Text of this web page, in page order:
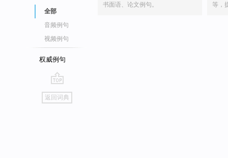
全部
音频例句
视频例句
权威例句
go
top
返回词典
书面语、论文例句。
等，